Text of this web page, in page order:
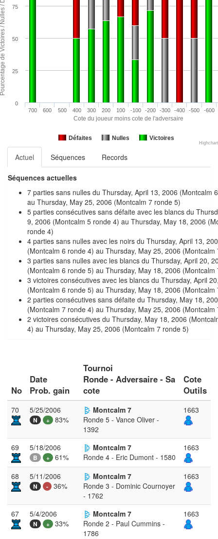
Cote du joueur moins cote de l'adversaire
/ Nulles / Défaites
Défaites Nulles Victoires
700 600 500 400 300 200 100 -100 -200 -300 -400 -500 -600
0
25
50
75
Actuel Séquences Records
Séquences actuelles
7 parties sans nulles du Thursday, April 13, 2006 (Montcalm
au Thursday, May 25, 2006 (Montcalm 7 ronde 5)
5 parties consécutives sans défaite avec les blancs du
9, 2006 (Montcalm 5 ronde 4) au Thursday, May 18, 2006
ronde 4)
4 parties sans nulles avec les noirs du Thursday, April 13,
(Montcalm 6 ronde 4) au Thursday, May 25, 2006 (Montcalm
3 parties sans nulles avec les blancs du Thursday, April 20,
(Montcalm 6 ronde 5) au Thursday, May 18, 2006 (Montcalm
3 victoires consécutives avec les blancs du Thursday, April
(Montcalm 6 ronde 5) au Thursday, May 18, 2006 (Montcalm
2 parties consécutives sans défaite du Thursday, May 18,
(Montcalm 7 ronde 4) au Thursday, May 25, 2006 (Montcalm
2 victoires consécutives du Thursday, May 18, 2006
4) au Thursday, May 25, 2006 (Montcalm 7 ronde 5)
No
Date
Prob. gain
Tournoi
Ronde - Adversaire - Sa
cote
Cote
Outils
70 5/25/2006
N + 83%
Montcalm 7
Ronde 5 - Vance Oliver -
1392
1663
69 5/18/2006
B + 61%
Montcalm 7
Ronde 4 - Eric Dumont - 1580
1663
68 5/11/2006
N - 36%
Montcalm 7
Ronde 3 - Dominic Cournoyer
- 1762
1663
67 5/4/2006
N + 33%
Montcalm 7
Ronde 2 - Paul Cummins -
1786
1663